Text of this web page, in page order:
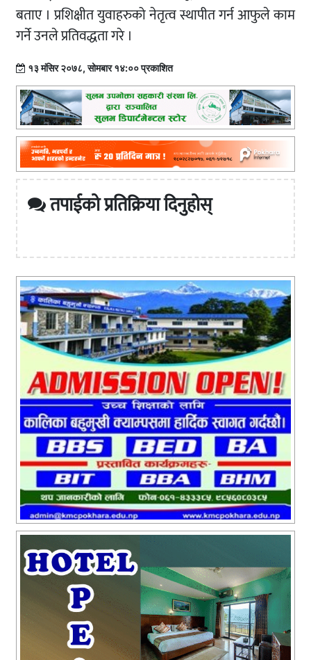
बताए । प्रशिक्षीत युवाहरुको नेतृत्व स्थापीत गर्न आफुले काम
गर्ने उनले प्रतिवद्धता गरे ।
१३ मंसिर २०७८, सोमबार १४:०० प्रकाशित
तपाईको प्रतिक्रिया दिनुहोस्